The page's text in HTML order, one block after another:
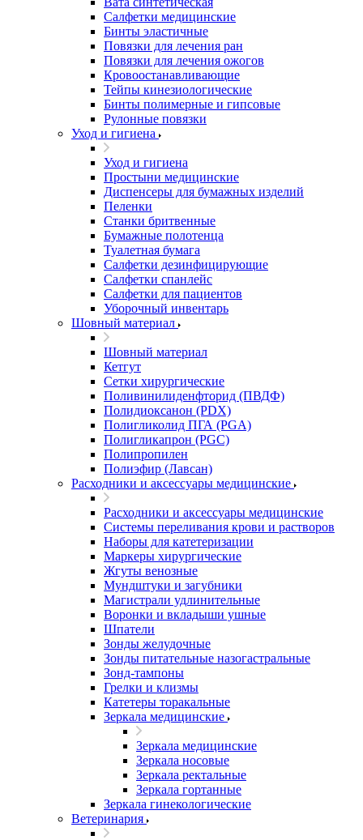
Салфетки медицинские
Бинты эластичные
Повязки для лечения ран
Повязки для лечения ожогов
Кровоостанавливающие
Тейпы кинезиологические
Бинты полимерные и гипсовые
Рулонные повязки
Уход и гигиена
Уход и гигиена
Простыни медицинские
Диспенсеры для бумажных изделий
Пеленки
Станки бритвенные
Бумажные полотенца
Туалетная бумага
Салфетки дезинфицирующие
Салфетки спанлейс
Салфетки для пациентов
Уборочный инвентарь
Шовный материал
Шовный материал
Кетгут
Сетки хирургические
Поливинилиденфторид (ПВДФ)
Полидиоксанон (PDX)
Полигликолид ПГА (PGA)
Полигликапрон (PGC)
Полипропилен
Полиэфир (Лавсан)
Расходники и аксессуары медицинские
Расходники и аксессуары медицинские
Системы переливания крови и растворов
Наборы для катетеризации
Маркеры хирургические
Жгуты венозные
Мундштуки и загубники
Магистрали удлинительные
Воронки и вкладыши ушные
Шпатели
Зонды желудочные
Зонды питательные назогастральные
Зонд-тампоны
Грелки и клизмы
Катетеры торакальные
Зеркала медицинские
Зеркала медицинские
Зеркала носовые
Зеркала ректальные
Зеркала гортанные
Зеркала гинекологические
Ветеринария